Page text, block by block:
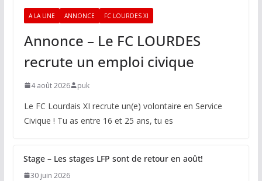
A LA UNE ANNONCE FC LOURDES XI
Annonce – Le FC LOURDES
recrute un emploi civique
4 août 2026 puk
Le FC Lourdais XI recrute un(e) volontaire en Service
Civique ! Tu as entre 16 et 25 ans, tu es
Stage – Les stages LFP sont de retour en août!
30 juin 2026